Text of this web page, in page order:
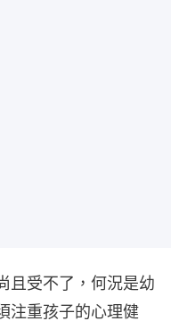
且受不了，何況是幼
注重孩子的心理健